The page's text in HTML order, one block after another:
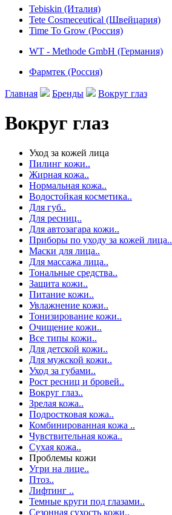
Tebiskin (Италия)
Tete Cosmeceutical (Швейцария)
Time To Grow (Россия)
WT - Methode GmbH (Германия)
Фармтек (Россия)
Главная Бренды Вокруг глаз
Вокруг глаз
Уход за кожей лица
Пилинг кожи..
Жирная кожа..
Нормальная кожа..
Водостойкая косметика..
Для губ..
Для ресниц..
Для автозагара кожи..
Приборы по уходу за кожей лица..
Маски для лица..
Для массажа лица..
Тональные средства..
Защита кожи..
Питание кожи..
Увлажнение кожи..
Тонизирование кожи..
Очищение кожи..
Все типы кожи..
Для детской кожи..
Для мужской кожи..
Уход за губами..
Рост ресниц и бровей..
Вокруг глаз..
Зрелая кожа..
Подростковая кожа..
Комбинированная кожа ..
Чувствительная кожа..
Сухая кожа..
Проблемы кожи
Угри на лице..
Птоз..
Лифтинг ..
Темные круги под глазами..
Сезонная сухость кожи..